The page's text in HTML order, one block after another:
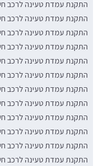
התקנת עמדת טעינה לרכב
התקנת עמדת טעינה לרכב
התקנת עמדת טעינה לרכב
התקנת עמדת טעינה לרכב
התקנת עמדת טעינה לרכב
התקנת עמדת טעינה לרכב
התקנת עמדת טעינה לרכב
התקנת עמדת טעינה לרכב
התקנת עמדת טעינה לרכב
התקנת עמדת טעינה לרכב
התקנת עמדת טעינה לרכב
התקנת עמדת טעינה לרכב